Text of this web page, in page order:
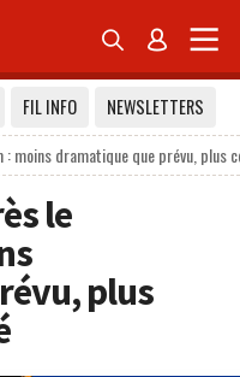
 
FIL INFO
NEWSLETTERS
moins dramatique que prévu, plus
le
plus